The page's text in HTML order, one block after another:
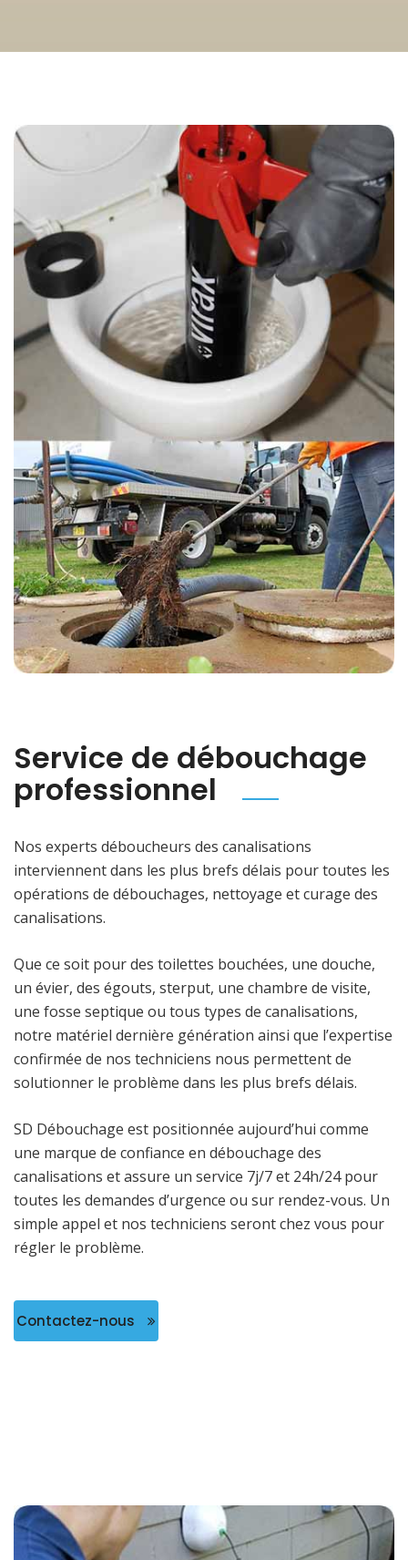
Service de débouchage
professionnel
Nos experts déboucheurs des canalisations
interviennent dans les plus brefs délais pour toutes les
opérations de débouchages, nettoyage et curage des
canalisations.
Que ce soit pour des toilettes bouchées, une douche,
un évier, des égouts, sterput, une chambre de visite,
une fosse septique ou tous types de canalisations,
notre matériel dernière génération ainsi que l’expertise
confirmée de nos techniciens nous permettent de
solutionner le problème dans les plus brefs délais.
SD Débouchage est positionnée aujourd’hui comme
une marque de confiance en débouchage des
canalisations et assure un service 7j/7 et 24h/24 pour
toutes les demandes d’urgence ou sur rendez-vous. Un
simple appel et nos techniciens seront chez vous pour
régler le problème.
Contactez-nous